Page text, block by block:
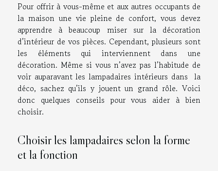
Pour offrir à vous-même et aux autres occupants de
la maison une vie pleine de confort, vous devez
apprendre à beaucoup miser sur la décoration
d’intérieur de vos pièces. Cependant, plusieurs sont
les éléments qui interviennent dans une
décoration. Même si vous n’avez pas l’habitude de
voir auparavant les lampadaires intérieurs dans la
déco, sachez qu’ils y jouent un grand rôle. Voici
donc quelques conseils pour vous aider à bien
choisir.
Choisir les lampadaires selon la forme
et la fonction